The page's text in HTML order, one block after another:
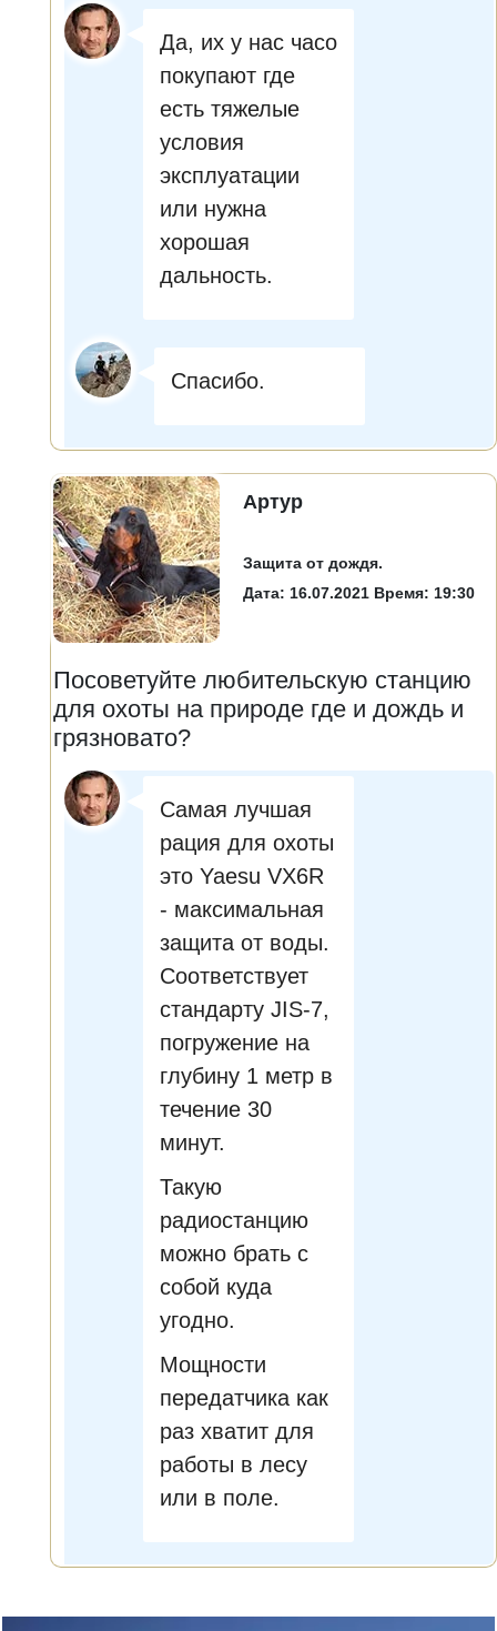
Да, их у нас часо
покупают где
есть тяжелые
условия
эксплуатации
или нужна
хорошая
дальность.
Спасибо.
Артур
Защита от дождя.
Дата: 16.07.2021 Время: 19:30
Посоветуйте любительскую станцию
для охоты на природе где и дождь и
грязновато?
Самая лучшая
рация для охоты
это Yaesu VX6R
- максимальная
защита от воды.
Соответствует
стандарту JIS-7,
погружение на
глубину 1 метр в
течение 30
минут.
Такую
радиостанцию
можно брать с
собой куда
угодно.
Мощности
передатчика как
раз хватит для
работы в лесу
или в поле.